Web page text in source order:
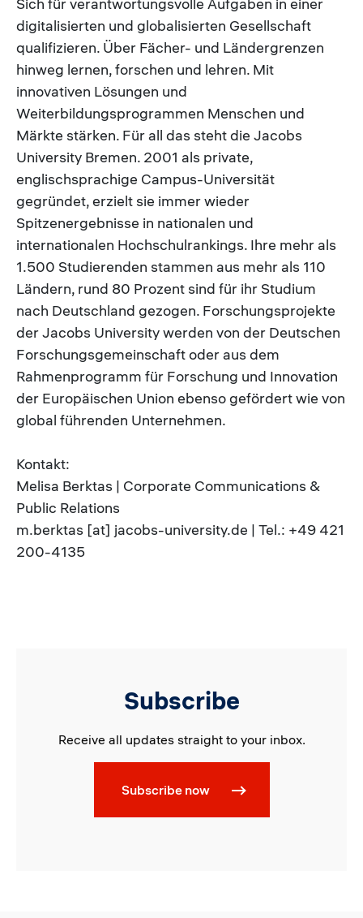
digitalisierten und globalisierten Gesellschaft
qualifizieren. Über Fächer- und Ländergrenzen
hinweg lernen, forschen und lehren. Mit
innovativen Lösungen und
Weiterbildungsprogrammen Menschen und
Märkte stärken. Für all das steht die Jacobs
University Bremen. 2001 als private,
englischsprachige Campus-Universität
gegründet, erzielt sie immer wieder
Spitzenergebnisse in nationalen und
internationalen Hochschulrankings. Ihre mehr als
1.500 Studierenden stammen aus mehr als 110
Ländern, rund 80 Prozent sind für ihr Studium
nach Deutschland gezogen. Forschungsprojekte
der Jacobs University werden von der Deutschen
Forschungsgemeinschaft oder aus dem
Rahmenprogramm für Forschung und Innovation
der Europäischen Union ebenso gefördert wie von
global führenden Unternehmen.
Kontakt:
Melisa Berktas | Corporate Communications &
Public Relations
m.berktas [at] jacobs-university.de | Tel.: +49 421
200-4135
Subscribe
Receive all updates straight to your inbox.
Subscribe now